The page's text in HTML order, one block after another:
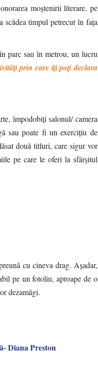
moștenirii literare, pe
scădea timpul petrecut în fața
parc sau în metrou, un lucru
prin care îți poți declara
împodobiți salonul/ camera
sau poate fi un exercițiu de
două titluri, care sigur vor
pe care le oferi la sfârșitul
cu cineva drag. Așadar,
pe un fotoliu, aproape de o
dezamăgi.
Diana Preston